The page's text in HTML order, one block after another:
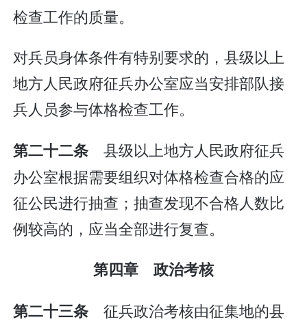
检查工作的质量。
对兵员身体条件有特别要求的，县级以上
地方人民政府征兵办公室应当安排部队接
兵人员参与体格检查工作。
第二十二条 县级以上地方人民政府征兵
办公室根据需要组织对体格检查合格的应
征公民进行抽查；抽查发现不合格人数比
例较高的，应当全部进行复查。
第四章 政治考核
第二十三条 征兵政治考核由征集地的县